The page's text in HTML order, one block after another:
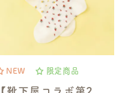
NEW 限定商品